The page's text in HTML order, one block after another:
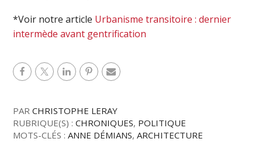
*Voir notre article Urbanisme transitoire : dernier
intermède avant gentrification
PARCHRISTOPHE LERAY
RUBRIQUE(S) :CHRONIQUES, POLITIQUE
MOTS-CLÉS :ANNE DÉMIANS,ARCHITECTURE